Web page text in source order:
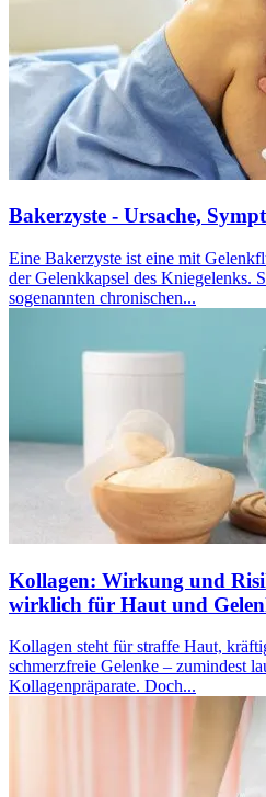
Bakerzyste - Ursache,
Eine Bakerzyste ist eine mit
der Gelenkkapsel des Kniegelenks.
sogenannten chronischen...
Kollagen: Wirkung und
wirklich für Haut und
Kollagen steht für straffe Haut,
schmerzfreie Gelenke – zumindest
Kollagenpräparate. Doch...